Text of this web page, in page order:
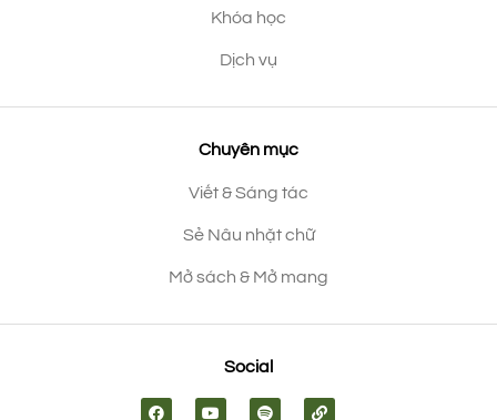
Khóa học
Dịch vụ
Chuyên mục
Viết & Sáng tác
Sẻ Nâu nhặt chữ
Mở sách & Mở mang
Social